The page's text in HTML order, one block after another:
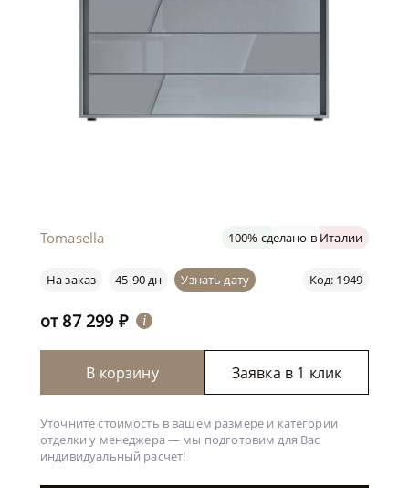
Tomasella 100% сделано в Италии
Код: 1949
На заказ 45-90 дн Узнать дату
от 87 299 ₽ i
В корзину Заявка в 1 клик
Уточните стоимость в вашем размере и категории
отделки у менеджера — мы подготовим для Вас
индивидуальный расчет!